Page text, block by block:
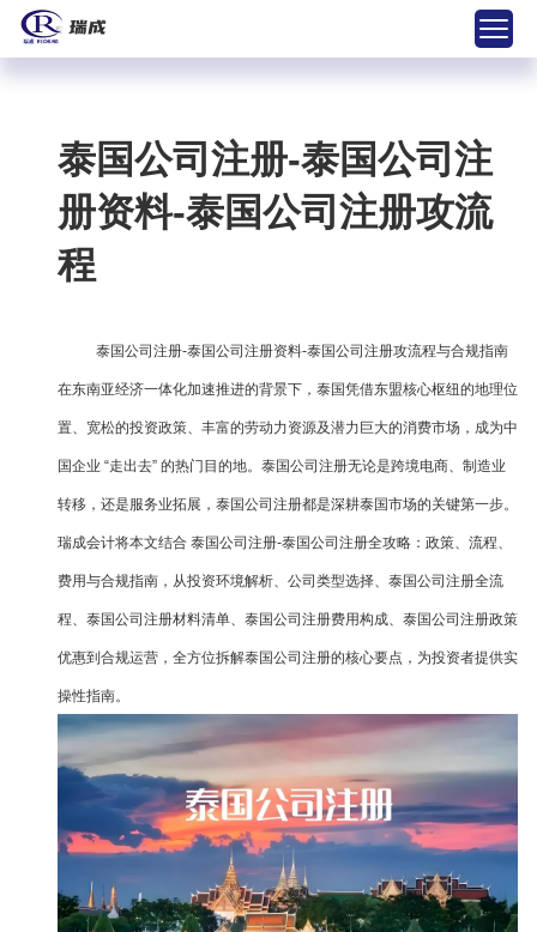
泰国公司注册-泰国公司注
册资料-泰国公司注册攻流
程
泰国公司注册-泰国公司注册资料-泰国公司注册攻流程与合规指南
在东南亚经济一体化加速推进的背景下，泰国凭借东盟核心枢纽的地理位
置、宽松的投资政策、丰富的劳动力资源及潜力巨大的消费市场，成为中
国企业 “走出去” 的热门目的地。泰国公司注册无论是跨境电商、制造业
转移，还是服务业拓展，泰国公司注册都是深耕泰国市场的关键第一步。
瑞成会计将本文结合 泰国公司注册-泰国公司注册全攻略：政策、流程、
费用与合规指南，从投资环境解析、公司类型选择、泰国公司注册全流
程、泰国公司注册材料清单、泰国公司注册费用构成、泰国公司注册政策
优惠到合规运营，全方位拆解泰国公司注册的核心要点，为投资者提供实
操性指南。